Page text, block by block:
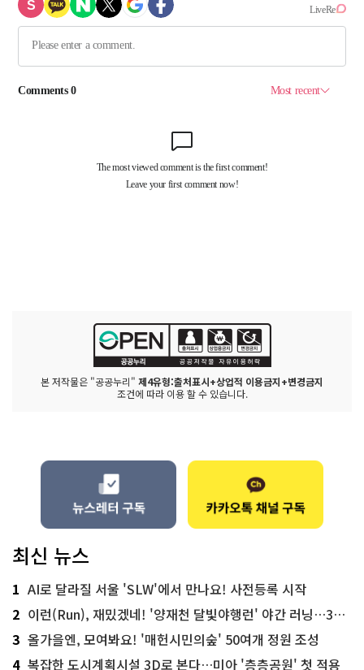
본 저작물은 "공공누리" 제4유형:출처표시+상업적 이용금지+변경금지
조건에 따라 이용 할 수 있습니다.
최신 뉴스
1 AI로 달라질 서울 'SLW'에서 만나요! 사전등록 시작
2 이런(Run), 재밌겠네! '양재천 달빛야행런' 야간 러닝…300명 모집
3 올가을엔, 모여봐요! '매헌시민의숲' 50여개 정원 조성
4 복잡한 도시계획시설 3D로 본다…미아 '층층공원' 첫 적용